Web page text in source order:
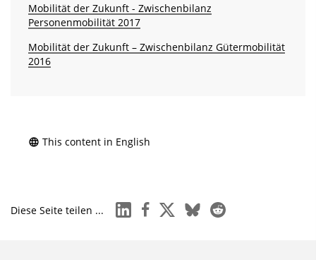
Mobilität der Zukunft - Zwischenbilanz
Personenmobilität 2017
Mobilität der Zukunft – Zwischenbilanz Gütermobilität
2016
This content in English
Diese Seite teilen ... linkedinfacebook
x blueskyreddit